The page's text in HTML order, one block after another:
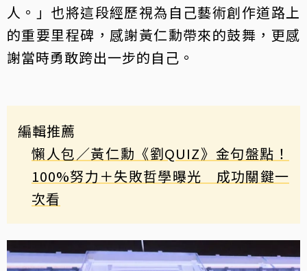
人。」也將這段經歷視為自己藝術創作道路上
的重要里程碑，感謝黃仁勳帶來的鼓舞，更感
謝當時勇敢跨出一步的自己。
編輯推薦
懶人包／黃仁勳《劉QUIZ》金句盤點！
100%努力＋失敗哲學曝光 成功關鍵一
次看